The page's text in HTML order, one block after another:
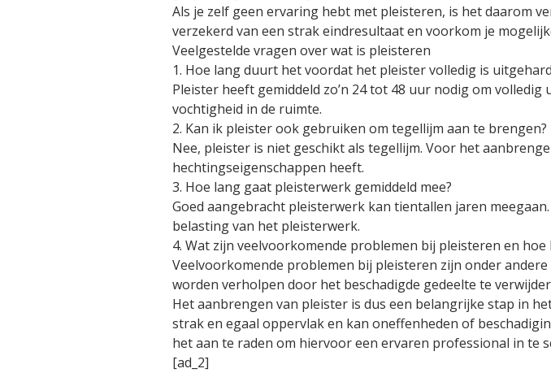
Als je zelf geen ervaring hebt met pleisteren, is het daarom
verzekerd van een strak eindresultaat en voorkom je
Veelgestelde vragen over wat is pleisteren
1. Hoe lang duurt het voordat het pleister volledig is
Pleister heeft gemiddeld zo’n 24 tot 48 uur nodig om
vochtigheid in de ruimte.
2. Kan ik pleister ook gebruiken om tegellijm aan te brengen?
Nee, pleister is niet geschikt als tegellijm. Voor het
hechtingseigenschappen heeft.
3. Hoe lang gaat pleisterwerk gemiddeld mee?
Goed aangebracht pleisterwerk kan tientallen jaren
belasting van het pleisterwerk.
4. Wat zijn veelvoorkomende problemen bij pleisteren en
Veelvoorkomende problemen bij pleisteren zijn onder
worden verholpen door het beschadigde gedeelte te
Het aanbrengen van pleister is dus een belangrijke stap in
strak en egaal oppervlak en kan oneffenheden of
het aan te raden om hiervoor een ervaren professional in te
[ad_2]